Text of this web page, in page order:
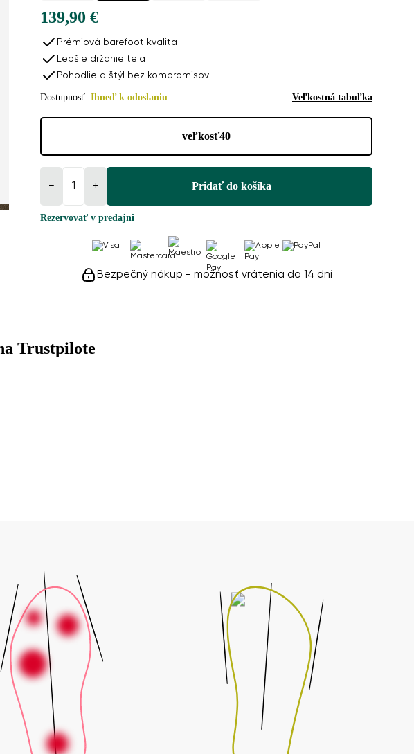
139,90 €
Prémiová barefoot kvalita
Lepšie držanie tela
Pohodlie a štýl bez kompromisov
Dostupnosť: Ihneď k odoslaniu Veľkostná tabuľka
veľkosť40
− + Pridať do košíka
Rezervovať v predajni
Bezpečný nákup - možnosť vrátenia do 14 dní
Trustpilote
Neo - Dark Brown
139,90 €